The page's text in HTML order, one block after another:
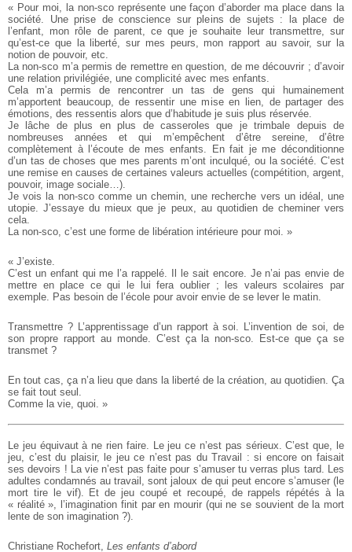
« Pour moi, la non-sco représente une façon d’aborder ma place dans la
société. Une prise de conscience sur pleins de sujets : la place de
l’enfant, mon rôle de parent, ce que je souhaite leur transmettre, sur
qu’est-ce que la liberté, sur mes peurs, mon rapport au savoir, sur la
notion de pouvoir, etc.
La non-sco m’a permis de remettre en question, de me découvrir ; d’avoir
une relation privilégiée, une complicité avec mes enfants.
Cela m’a permis de rencontrer un tas de gens qui humainement
m’apportent beaucoup, de ressentir une mise en lien, de partager des
émotions, des ressentis alors que d’habitude je suis plus réservée.
Je lâche de plus en plus de casseroles que je trimbale depuis de
nombreuses années et qui m’empêchent d’être sereine, d’être
complètement à l’écoute de mes enfants. En fait je me déconditionne
d’un tas de choses que mes parents m’ont inculqué, ou la société. C’est
une remise en causes de certaines valeurs actuelles (compétition, argent,
pouvoir, image sociale…).
Je vois la non-sco comme un chemin, une recherche vers un idéal, une
utopie. J’essaye du mieux que je peux, au quotidien de cheminer vers
cela.
La non-sco, c’est une forme de libération intérieure pour moi. »
« J’existe.
C’est un enfant qui me l’a rappelé. Il le sait encore. Je n’ai pas envie de
mettre en place ce qui le lui fera oublier ; les valeurs scolaires par
exemple. Pas besoin de l’école pour avoir envie de se lever le matin.
Transmettre ? L’apprentissage d’un rapport à soi. L’invention de soi, de
son propre rapport au monde. C’est ça la non-sco. Est-ce que ça se
transmet ?
En tout cas, ça n’a lieu que dans la liberté de la création, au quotidien. Ça
se fait tout seul.
Comme la vie, quoi. »
Le jeu équivaut à ne rien faire. Le jeu ce n’est pas sérieux. C’est que, le
jeu, c’est du plaisir, le jeu ce n’est pas du Travail : si encore on faisait
ses devoirs ! La vie n’est pas faite pour s’amuser tu verras plus tard. Les
adultes condamnés au travail, sont jaloux de qui peut encore s’amuser (le
mort tire le vif). Et de jeu coupé et recoupé, de rappels répétés à la
« réalité », l’imagination finit par en mourir (qui ne se souvient de la mort
lente de son imagination ?).
Christiane Rochefort, Les enfants d’abord